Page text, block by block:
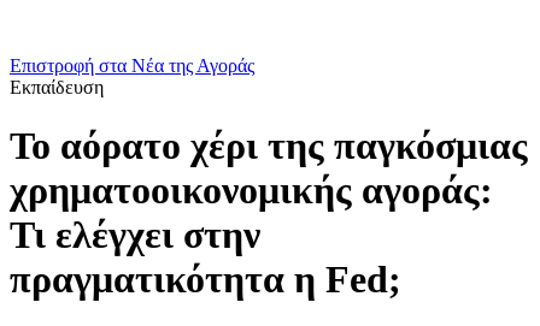
Επιστροφή στα Νέα της Αγοράς
Εκπαίδευση
Το αόρατο χέρι της παγκόσμιας
χρηματοοικονομικής αγοράς:
Τι ελέγχει στην
πραγματικότητα η Fed;